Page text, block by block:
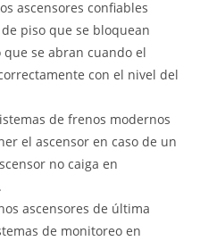
ascensores confiables
piso que se bloquean
se abran cuando el
con el nivel del
de frenos modernos
el ascensor en caso de un
no caiga en
ascensores de última
de monitoreo en